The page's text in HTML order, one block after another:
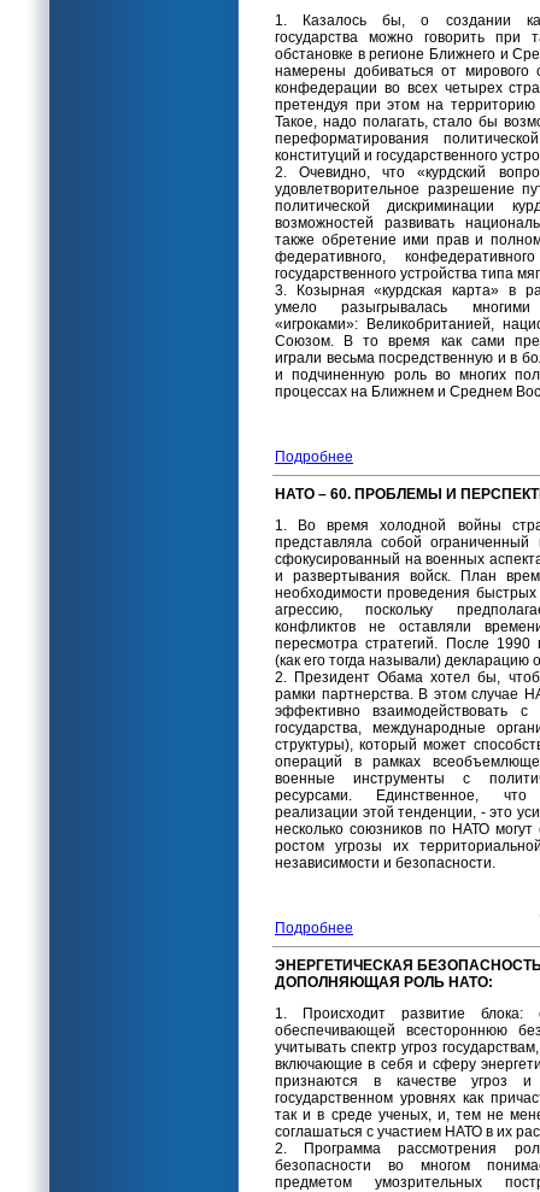
1. Казалось бы, о создании
государства можно говорить при
обстановке в регионе Ближнего и
намерены добиваться от мирового
конфедерации во всех четырех
претендуя при этом на
Такое, надо полагать, стало бы
переформатирования
конституций и государственного
2. Очевидно, что «курдский
удовлетворительное разрешение
политической дискриминации
возможностей развивать
также обретение ими прав и
федеративного,
государственного устройства типа
3. Козырная «курдская карта» в
умело разыгрывалась
«игроками»: Великобританией,
Союзом. В то время как сами
играли весьма посредственную и в
и подчиненную роль во многих
процессах на Ближнем и Среднем
Подробнее
НАТО – 60. ПРОБЛЕМЫ И
1. Во время холодной войны
представляла собой ограниченный
сфокусированный на военных
и развертывания войск. План
необходимости проведения
агрессию, поскольку
конфликтов не оставляли
пересмотра стратегий. После 1990
(как его тогда называли) декларацию
2. Президент Обама хотел бы,
рамки партнерства. В этом случае
эффективно взаимодействовать
государства, международные
структуры), который может
операций в рамках
военные инструменты с
ресурсами. Единственное, что
реализации этой тенденции, - это
несколько союзников по НАТО могут
ростом угрозы их
независимости и безопасности.
Подробнее
ЭНЕРГЕТИЧЕСКАЯ
ДОПОЛНЯЮЩАЯ РОЛЬ НАТО:
1. Происходит развитие блока:
обеспечивающей всестороннюю
учитывать спектр угроз
включающие в себя и сферу
признаются в качестве угроз
государственном уровнях как
так и в среде ученых, и, тем не
соглашаться с участием НАТО в их
2. Программа рассмотрения
безопасности во многом
предметом умозрительных